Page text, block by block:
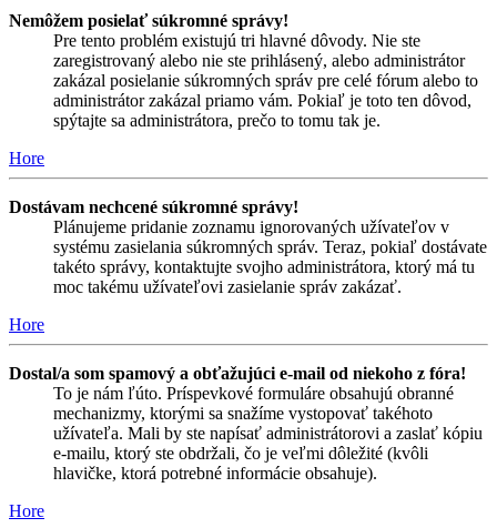
Nemôžem posielať súkromné správy!
Pre tento problém existujú tri hlavné dôvody. Nie ste
zaregistrovaný alebo nie ste prihlásený, alebo administrátor
zakázal posielanie súkromných správ pre celé fórum alebo to
administrátor zakázal priamo vám. Pokiaľ je toto ten dôvod,
spýtajte sa administrátora, prečo to tomu tak je.
Hore
Dostávam nechcené súkromné správy!
Plánujeme pridanie zoznamu ignorovaných užívateľov v
systému zasielania súkromných správ. Teraz, pokiaľ dostávate
takéto správy, kontaktujte svojho administrátora, ktorý má tu
moc takému užívateľovi zasielanie správ zakázať.
Hore
Dostal/a som spamový a obťažujúci e-mail od niekoho z fóra!
To je nám ľúto. Príspevkové formuláre obsahujú obranné
mechanizmy, ktorými sa snažíme vystopovať takéhoto
užívateľa. Mali by ste napísať administrátorovi a zaslať kópiu
e-mailu, ktorý ste obdržali, čo je veľmi dôležité (kvôli
hlavičke, ktorá potrebné informácie obsahuje).
Hore